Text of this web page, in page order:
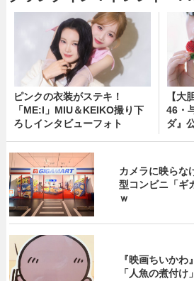
ピンクの衣装がステキ！
「ME:I」MIU＆KEIKO撮り下
ろしインタビューフォト
【大
46・
ダ』
カメラに映ら
型コンビニ「ギ
ｗ
『映画ちいか
「人魚の煮付け